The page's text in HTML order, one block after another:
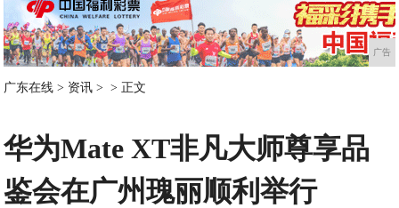
广告
广东在线 > 资讯 > > 正文
华为Mate XT非凡大师尊享品
鉴会在广州瑰丽顺利举行